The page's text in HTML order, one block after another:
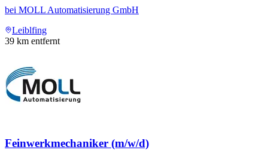
bei MOLL Automatisierung GmbH
Leiblfing
39 km entfernt
Feinwerkmechaniker (m/w/d)